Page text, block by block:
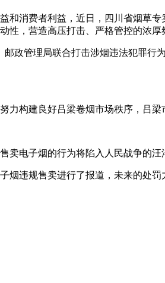
和消费者利益，近日，四川省烟草
，营造高压打击、严格管控的浓
政管理局联合打击涉烟违法犯罪
构建良好吕梁卷烟市场秩序，吕
卖电子烟的行为将陷入人民战争的汪
违规售卖进行了报道，未来的处罚